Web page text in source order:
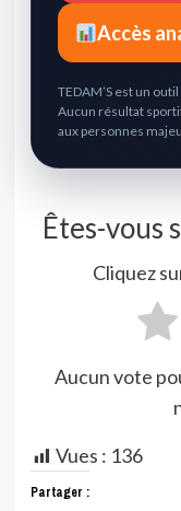
Accès
TEDAM’S est un
Aucun résultat
aux personnes
Êtes-vous
Cliquez
Aucun vote
Vues : 136
Partager :